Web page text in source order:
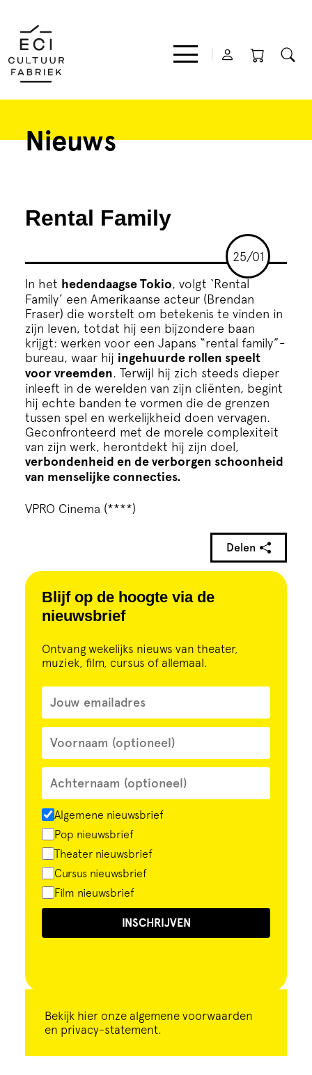
Film
Theater
Cursus
Onderwijs
ECI Cultuurcafé
Over ons
Nieuws
Blijf op de hoogte via de
nieuwsbrief
Ontvang wekelijks nieuws van theater,
muziek, film, cursus of allemaal.
Algemene nieuwsbrief
Pop nieuwsbrief
Theater nieuwsbrief
Cursus nieuwsbrief
Film nieuwsbrief
INSCHRIJVEN
Bekijk hier onze algemene voorwaarden
en privacy-statement.
Rental Family
25/01
In het hedendaagse Tokio, volgt ‘Rental
Family’ een Amerikaanse acteur (Brendan
Fraser) die worstelt om betekenis te vinden in
zijn leven, totdat hij een bijzondere baan
krijgt: werken voor een Japans “rental family”-
bureau, waar hij ingehuurde rollen speelt
voor vreemden. Terwijl hij zich steeds dieper
inleeft in de werelden van zijn cliënten, begint
hij echte banden te vormen die de grenzen
tussen spel en werkelijkheid doen vervagen.
Geconfronteerd met de morele complexiteit
van zijn werk, herontdekt hij zijn doel,
verbondenheid en de verborgen schoonheid
van menselijke connecties.
VPRO Cinema (****)
Delen